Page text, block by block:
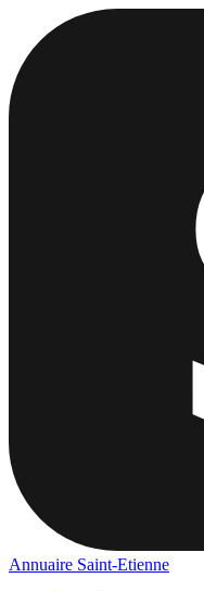
Annuaire Saint-Etienne